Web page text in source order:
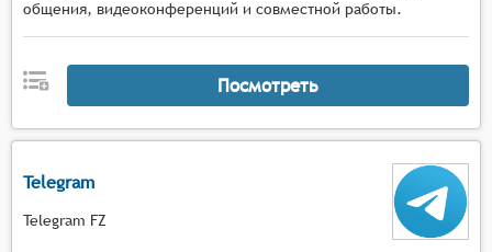
общения, видеоконференций и совместной работы.
Посмотреть
Telegram
Telegram FZ